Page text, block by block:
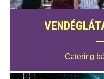
Catering